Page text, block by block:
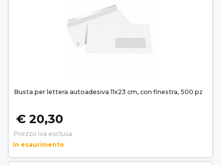
Busta per lettera autoadesiva 11x23 cm, con finestra, 500 pz
€ 20,30
Prezzo iva esclusa
In esaurimento